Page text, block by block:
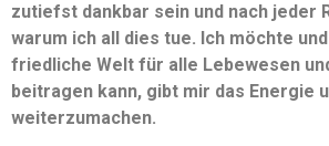
zutiefst dankbar sein und nach jeder
warum ich all dies tue. Ich möchte
friedliche Welt für alle Lebewesen
beitragen kann, gibt mir das Energie
weiterzumachen.